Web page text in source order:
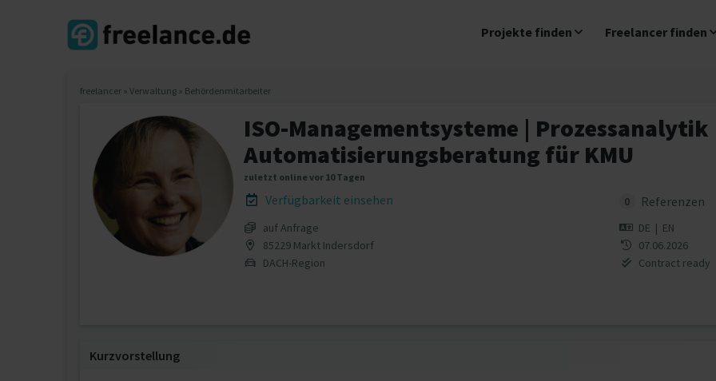
Projekte finden Freelancer finden
freelancer » Verwaltung » Behördenmitarbeiter
ISO-Managementsysteme | Prozessanalytik
Automatisierungsberatung für KMU
zuletzt online vor 10 Tagen
Verfügbarkeit einsehen 0 Referenzen
auf Anfrage
85229 Markt Indersdorf
DACH-Region
DE | EN
07.06.2026
Contract ready
Kurzvorstellung